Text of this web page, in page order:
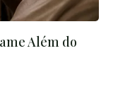
Além do